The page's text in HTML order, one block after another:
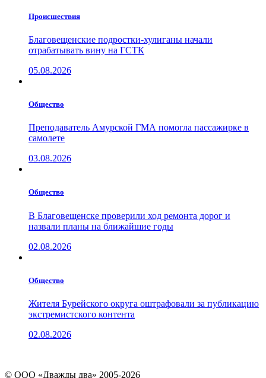
Проиcшествия
Благовещенские подростки-хулиганы начали
отрабатывать вину на ГСТК
05.08.2026
Общество
Преподаватель Амурской ГМА помогла пассажирке в
самолете
03.08.2026
Общество
В Благовещенске проверили ход ремонта дорог и
назвали планы на ближайшие годы
02.08.2026
Общество
Жителя Бурейского округа оштрафовали за публикацию
экстремистского контента
02.08.2026
© ООО «Дважды два» 2005-2026